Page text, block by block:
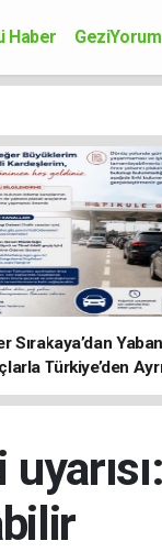
Haber GeziYorum
Sırakaya’dan
Türkiye’den
Önemli